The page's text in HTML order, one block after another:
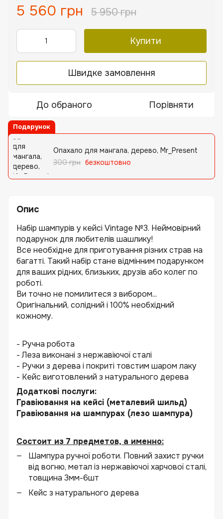
5 560 грн 5 950 грн
Купити
Швидке замовлення
До обраного Порівняти
Подарунок
Опахало для мангала, дерево, Mr_Present
300 грн безкоштовно
Опис
Набір шампурів у кейсі Vintage №3. Неймовірний
подарунок для любителів шашлику!
Все необхідне для приготування різних страв на
багатті. Такий набір стане відмінним подарунком
для ваших рідних, близьких, друзів або колег по
роботі.
Ви точно не помилитеся з вибором...
Оригінальний, солідний і 100% необхідний
кожному.
- Ручна робота
- Леза виконані з нержавіючої сталі
- Ручки з дерева і покриті товстим шаром лаку
- Кейс виготовлений з натурального дерева
Додаткові послуги:
Гравіювання на кейсі (металевий шильд)
Гравіювання на шампурах (лезо шампура)
Состоит из 7 предметов, а именно:
Шампура ручної роботи. Повний захист ручки
від вогню, метал із нержавіючої харчової сталі,
товщина 3мм-6шт
Кейс з натурального дерева